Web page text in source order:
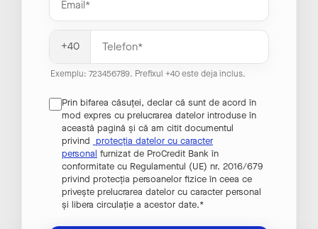
+40
Exemplu: 723456789. Prefixul +40 este deja inclus.
Prin bifarea căsuței, declar că sunt de acord în
mod expres cu prelucrarea datelor introduse în
această pagină și că am citit documentul
privind protecția datelor cu caracter
personal furnizat de ProCredit Bank în
conformitate cu Regulamentul (UE) nr. 2016/679
privind protecția persoanelor fizice în ceea ce
privește prelucrarea datelor cu caracter personal
și libera circulație a acestor date.*